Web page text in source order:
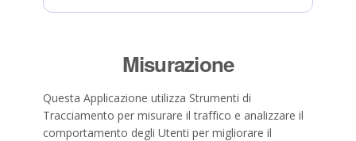
trattamento:
Personali
Misurazione
Questa Applicazione utilizza Strumenti di
Tracciamento per misurare il traffico e analizzare il
comportamento degli Utenti per migliorare il